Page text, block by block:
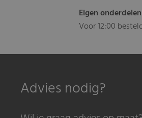
Eigen
Voor 12:00
Advies nodig?